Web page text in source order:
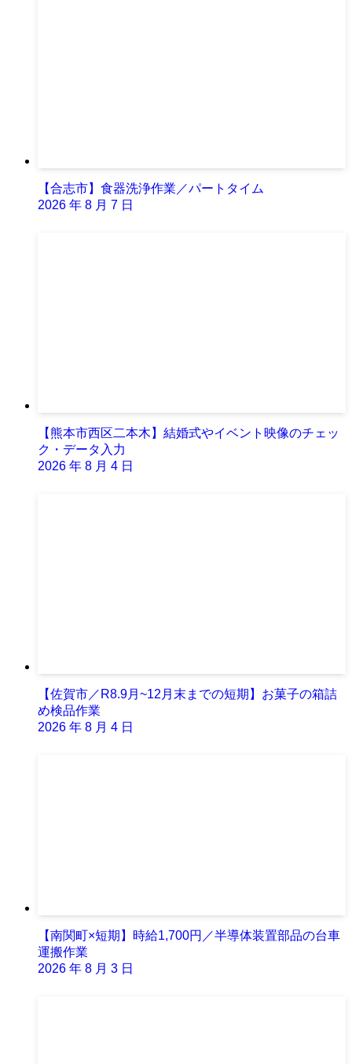
【合志市】食器洗浄作業／パートタイム
2026 年 8 月 7 日
【熊本市西区二本木】結婚式やイベント映像のチェッ
ク・データ入力
2026 年 8 月 4 日
【佐賀市／R8.9月~12月末までの短期】お菓子の箱詰
め検品作業
2026 年 8 月 4 日
【南関町×短期】時給1,700円／半導体装置部品の台車
運搬作業
2026 年 8 月 3 日